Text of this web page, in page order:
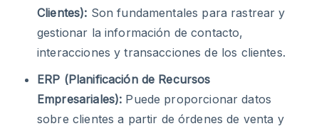
Clientes): Son fundamentales para rastrear y
gestionar la información de contacto,
interacciones y transacciones de los clientes.
ERP (Planificación de Recursos
Empresariales): Puede proporcionar datos
sobre clientes a partir de órdenes de venta y